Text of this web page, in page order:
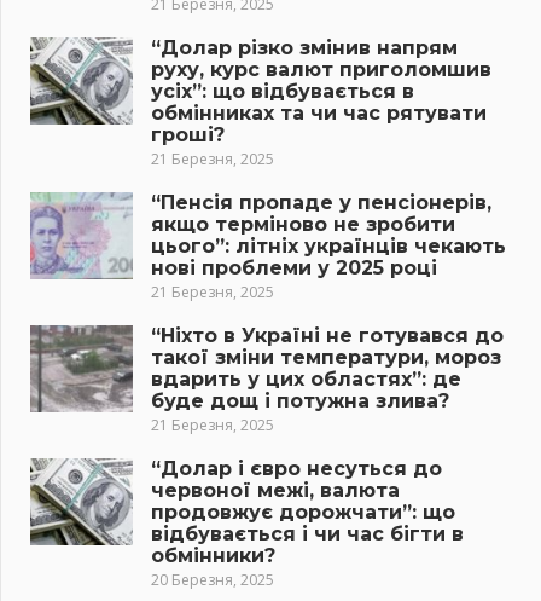
21 Березня, 2025
“Долар різко змінив напрям
руху, курс валют приголомшив
усіх”: що відбувається в
обмінниках та чи час рятувати
гроші?
21 Березня, 2025
“Пенсія пропаде у пенсіонерів,
якщо терміново не зробити
цього”: літніх українців чекають
нові проблеми у 2025 році
21 Березня, 2025
“Ніхто в Україні не готувався до
такої зміни температури, мороз
вдарить у цих областях”: де
буде дощ і потужна злива?
21 Березня, 2025
“Долар і євро несуться до
червоної межі, валюта
продовжує дорожчати”: що
відбувається і чи час бігти в
обмінники?
20 Березня, 2025